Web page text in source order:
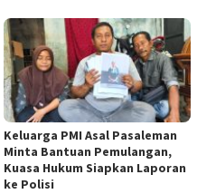
Keluarga PMI Asal Pasaleman
Minta Bantuan Pemulangan,
Kuasa Hukum Siapkan Laporan
ke Polisi